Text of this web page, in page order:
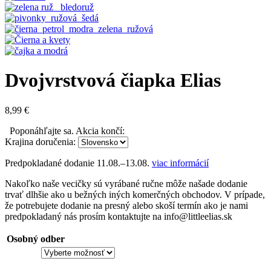
Dvojvrstvová čiapka Elias
8,99 €
Poponáhľajte sa. Akcia končí:
Krajina doručenia:
Predpokladané dodanie 11.08.–13.08. viac informácií
Nakoľko naše vecičky sú vyrábané ručne môže našade dodanie
trvať dlhšie ako u bežných iných komerčných obchodov. V prípade,
že potrebujete dodanie na presný alebo skoší termín ako je nami
predpokladaný nás prosím kontaktujte na info@littleelias.sk
Osobný odber